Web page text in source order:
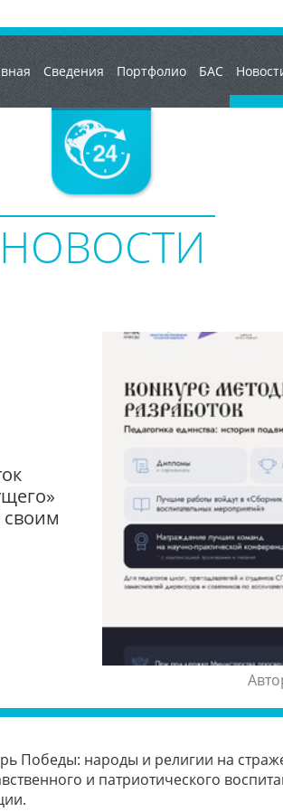
Сведения Портфолио БАС
НОВОСТИ
своим
Победы: народы и религии на
и патриотического